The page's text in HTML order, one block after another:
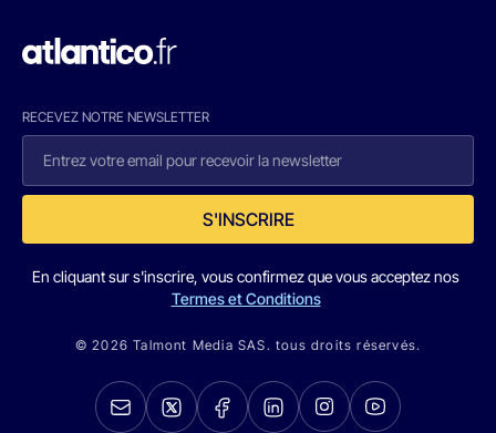
RECEVEZ NOTRE NEWSLETTER
S'INSCRIRE
En cliquant sur s'inscrire, vous confirmez que vous acceptez nos
Termes et Conditions
© 2026 Talmont Media SAS. tous droits réservés.